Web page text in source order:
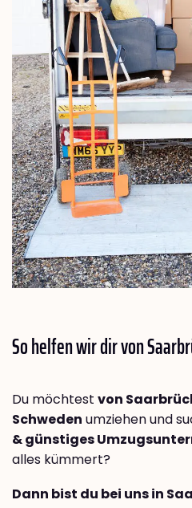
So helfen wir dir von
Du möchtest von
Schweden umziehen und
& günstiges
alles kümmert?
Dann bist du bei uns in